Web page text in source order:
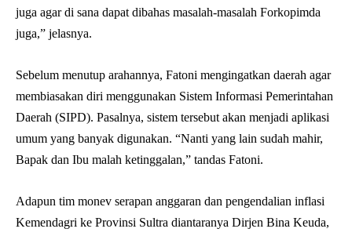
juga agar di sana dapat dibahas masalah-masalah Forkopimda
juga,” jelasnya.
Sebelum menutup arahannya, Fatoni mengingatkan daerah agar
membiasakan diri menggunakan Sistem Informasi Pemerintahan
Daerah (SIPD). Pasalnya, sistem tersebut akan menjadi aplikasi
umum yang banyak digunakan. “Nanti yang lain sudah mahir,
Bapak dan Ibu malah ketinggalan,” tandas Fatoni.
Adapun tim monev serapan anggaran dan pengendalian inflasi
Kemendagri ke Provinsi Sultra diantaranya Dirjen Bina Keuda,